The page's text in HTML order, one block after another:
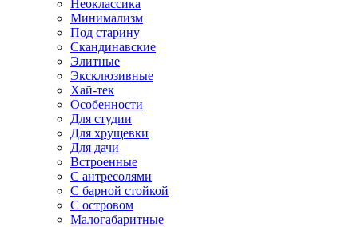
Неоклассика
Минимализм
Под старину
Скандинавские
Элитные
Эксклюзивные
Хай-тек
Особенности
Для студии
Для хрущевки
Для дачи
Встроенные
С антресолями
С барной стойкой
С островом
Малогабаритные